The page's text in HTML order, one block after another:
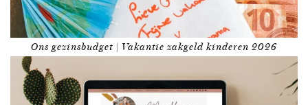
Ons gezinsbudget | Vakantie zakgeld kinderen 2026